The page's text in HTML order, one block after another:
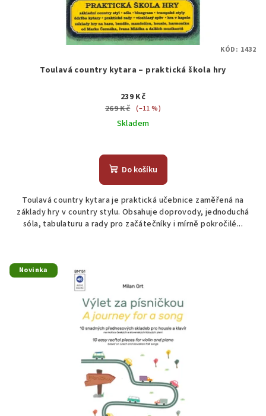
Toulavá country kytara – praktická škola hry
239 Kč
269 Kč (–11 %)
Skladem
Do košíku
Toulavá country kytara je praktická učebnice zaměřená na
základy hry v country stylu. Obsahuje doprovody, jednoduchá
sóla, tabulaturu a rady pro začátečníky i mírně pokročilé...
KÓD: 1432
Novinka